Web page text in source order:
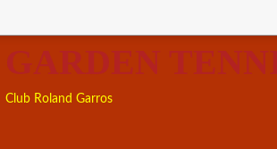
GARDEN
Club Roland Garros